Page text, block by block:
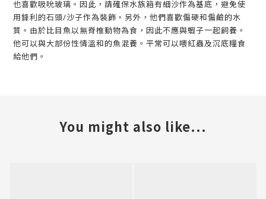
也喜歡吸吮玻璃。因此，請確保水族箱有細沙作為基底，避免使
用鋒利的石頭/沙子作為裝飾。另外，他們喜歡偏硬和偏鹼的水
質。由於比目魚以無脊椎動物為食，因此不應與蝦子一起飼養。
他可以與大部份性情溫和的魚混養。平常可以喂紅蟲及沉底糧食
給他們。
You might also like...